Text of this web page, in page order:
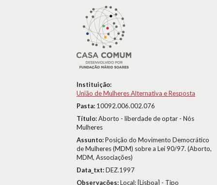
Instituição:
União de Mulheres Alternativa e Resposta
Pasta: 10092.006.002.076
Título:Aborto - liberdade de optar - Nós
Mulheres
Assunto:Posição do Movimento Democrático
de Mulheres (MDM) sobre a Lei 90/97. (Aborto,
MDM, Associações)
Data_txt:DEZ.1997
Observações:Local: [Lisboa] - Tipo